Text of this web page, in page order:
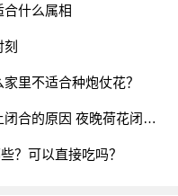
什么属相
里不适合种炮仗花？
的原因 夜晚荷花闭合的原
？可以直接吃吗？